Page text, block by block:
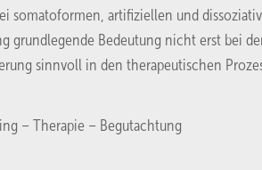
somatoformen, artifiziellen und
grundlegende Bedeutung nicht erst bei
sinnvoll in den therapeutischen
– Therapie – Begutachtung